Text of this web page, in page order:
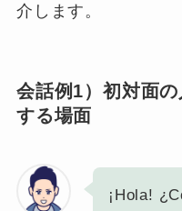
介します。
会話例1）初対面
する場面
¡Hola!